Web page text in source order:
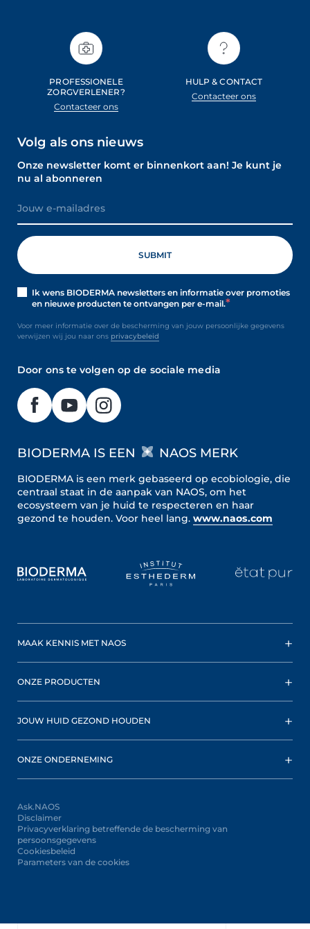
PROFESSIONELE
ZORGVERLENER?
Contacteer ons
HULP & CONTACT
Contacteer ons
Volg als ons nieuws
Onze newsletter komt er binnenkort aan! Je kunt je
nu al abonneren
Ik wens BIODERMA newsletters en informatie over promoties
en nieuwe producten te ontvangen per e-mail.
Voor meer informatie over de bescherming van jouw persoonlijke gegevens
verwijzen wij jou naar ons privacybeleid
Door ons te volgen op de sociale media
BIODERMA IS EEN NAOS MERK
BIODERMA is een merk gebaseerd op ecobiologie, die
centraal staat in de aanpak van NAOS, om het
ecosysteem van je huid te respecteren en haar
gezond te houden. Voor heel lang. www.naos.com
MAAK KENNIS MET NAOS
ONZE PRODUCTEN
JOUW HUID GEZOND HOUDEN
ONZE ONDERNEMING
Ask.NAOS
Disclaimer
Privacyverklaring betreffende de bescherming van
persoonsgegevens
Cookiesbeleid
Parameters van de cookies